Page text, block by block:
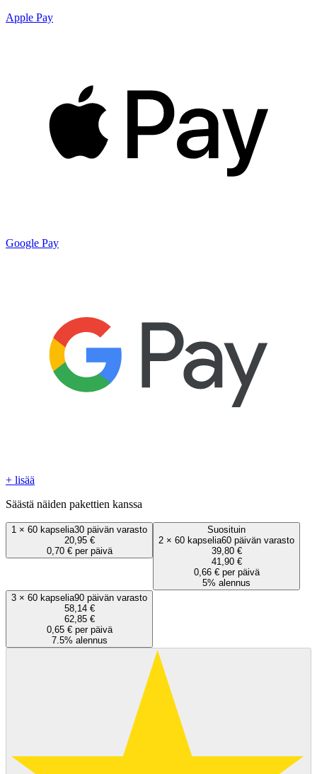
Apple Pay
Google Pay
+ lisää
Säästä näiden pakettien kanssa
1 × 60 kapselia30 päivän varasto
20,95 €
0,70 € per päivä
Suosituin
2 × 60 kapselia60 päivän varasto
39,80 €
41,90 €
0,66 € per päivä
5% alennus
3 × 60 kapselia90 päivän varasto
58,14 €
62,85 €
0,65 € per päivä
7.5% alennus